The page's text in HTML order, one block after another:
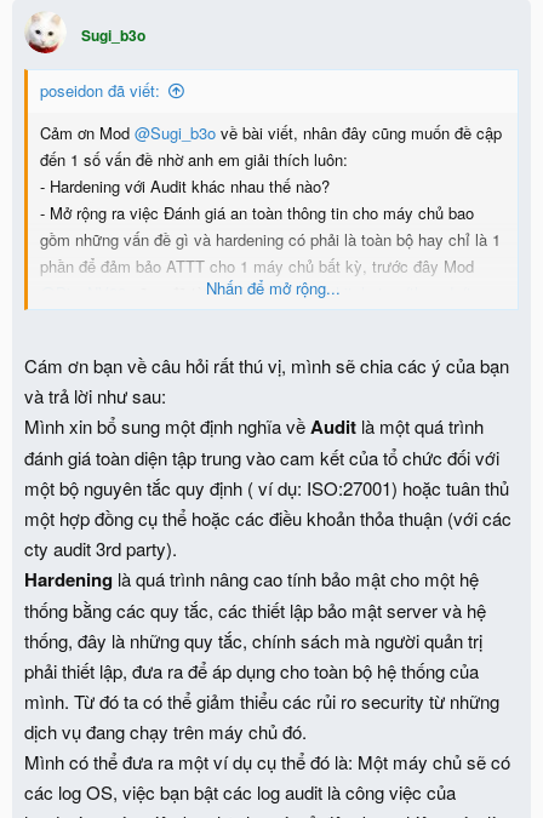
t
i
o
n
s
Sugi_b3o
poseidon đã viết:
Cảm ơn Mod @Sugi_b3o về bài viết, nhân đây cũng muốn đề cập
đến 1 số vấn đề nhờ anh em giải thích luôn:
- Hardening với Audit khác nhau thế nào?
- Mở rộng ra việc Đánh giá an toàn thông tin cho máy chủ bao
gồm những vấn đề gì và hardening có phải là toàn bộ hay chỉ là 1
phần để đảm bảo ATTT cho 1 máy chủ bất kỳ, trước đây Mod
cũng đã từng có bàihttps://whitehat.vn/threads/tang-
Ngoài ra về bài viết của mod Sugi, để đơn giản cho người mới thì
chỉ cần tạo file và chạy trên máy chủ, tuy nhiên tại sao phải tác
động đến những chỗ ấy thì không thấy đề cập, nếu thay đổi 1
thông số trong đấy thì có giảm tính bảo mật không?
Nhấn để mở rộng...
Cám ơn bạn về câu hỏi rất thú vị, mình sẽ chia các ý của bạn
và trả lời như sau:
Mình xin bổ sung một định nghĩa vềAudit là một quá trình
đánh giá toàn diện tập trung vào cam kết của tổ chức đối với
một bộ nguyên tắc quy định ( ví dụ: ISO:27001) hoặc tuân thủ
một hợp đồng cụ thể hoặc các điều khoản thỏa thuận (với các
cty audit 3rd party).
Hardening là quá trình nâng cao tính bảo mật cho một hệ
thống bằng các quy tắc, các thiết lập bảo mật server và hệ
thống, đây là những quy tắc, chính sách mà người quản trị
phải thiết lập, đưa ra để áp dụng cho toàn bộ hệ thống của
mình. Từ đó ta có thể giảm thiểu các rủi ro security từ những
dịch vụ đang chạy trên máy chủ đó.
Mình có thể đưa ra một ví dụ cụ thể đó là: Một máy chủ sẽ có
các log OS, việc bạn bật các log audit là công việc của